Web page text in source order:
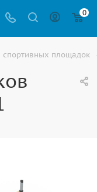
0
спортивных площадок